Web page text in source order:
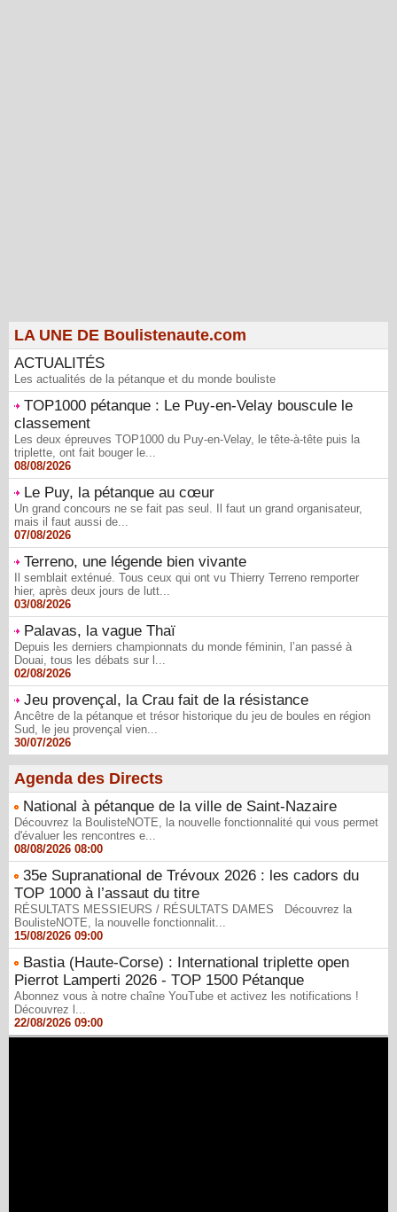
LA UNE DE Boulistenaute.com
ACTUALITÉS
Les actualités de la pétanque et du monde bouliste
TOP1000 pétanque : Le Puy-en-Velay bouscule le
classement
Les deux épreuves TOP1000 du Puy-en-Velay, le tête-à-tête puis la
triplette, ont fait bouger le...
08/08/2026
Le Puy, la pétanque au cœur
Un grand concours ne se fait pas seul. Il faut un grand organisateur,
mais il faut aussi de...
07/08/2026
Terreno, une légende bien vivante
Il semblait exténué. Tous ceux qui ont vu Thierry Terreno remporter
hier, après deux jours de lutt...
03/08/2026
Palavas, la vague Thaï
Depuis les derniers championnats du monde féminin, l’an passé à
Douai, tous les débats sur l...
02/08/2026
Jeu provençal, la Crau fait de la résistance
Ancêtre de la pétanque et trésor historique du jeu de boules en région
Sud, le jeu provençal vien...
30/07/2026
Agenda des Directs
National à pétanque de la ville de Saint-Nazaire
Découvrez la BoulisteNOTE, la nouvelle fonctionnalité qui vous permet
d'évaluer les rencontres e...
08/08/2026 08:00
35e Supranational de Trévoux 2026 : les cadors du
TOP 1000 à l’assaut du titre
RÉSULTATS MESSIEURS / RÉSULTATS DAMES Découvrez la
BoulisteNOTE, la nouvelle fonctionnalit...
15/08/2026 09:00
Bastia (Haute-Corse) : International triplette open
Pierrot Lamperti 2026 - TOP 1500 Pétanque
Abonnez vous à notre chaîne YouTube et activez les notifications !
Découvrez l...
22/08/2026 09:00